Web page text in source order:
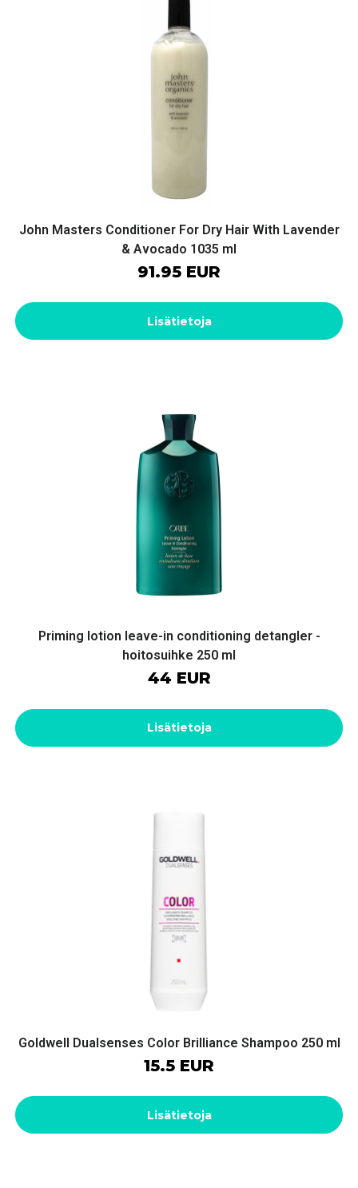
John Masters Conditioner For Dry Hair With Lavender
& Avocado 1035 ml
91.95 EUR
Lisätietoja
Priming lotion leave-in conditioning detangler -
hoitosuihke 250 ml
44 EUR
Lisätietoja
Goldwell Dualsenses Color Brilliance Shampoo 250 ml
15.5 EUR
Lisätietoja